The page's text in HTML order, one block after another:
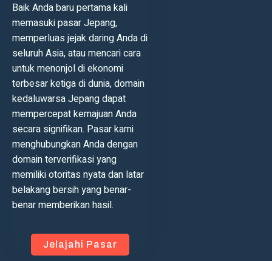
Baik Anda baru pertama kali
memasuki pasar Jepang,
memperluas jejak daring Anda di
seluruh Asia, atau mencari cara
untuk menonjol di ekonomi
terbesar ketiga di dunia, domain
kedaluwarsa Jepang dapat
mempercepat kemajuan Anda
secara signifikan. Pasar kami
menghubungkan Anda dengan
domain terverifikasi yang
memiliki otoritas nyata dan latar
belakang bersih yang benar-
benar memberikan hasil.
Jelajahi Pasar